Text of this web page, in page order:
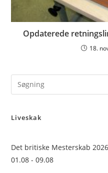
Opdaterede
18.
Liveskak
Det britiske Mesterskab 2026
01.08 - 09.08